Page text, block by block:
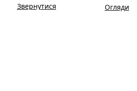
Звернутися
Огляди